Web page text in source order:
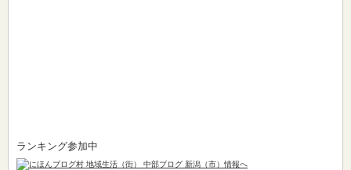
ランキング参加中